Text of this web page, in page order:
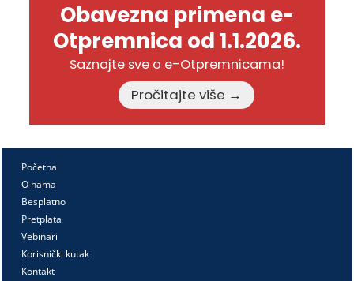
Obavezna primena e-
Otpremnica od 1.1.2026.
Saznajte sve o e-Otpremnicama!
Pročitajte više →
Početna
O nama
Besplatno
Pretplata
Vebinari
Korisnički kutak
Kontakt